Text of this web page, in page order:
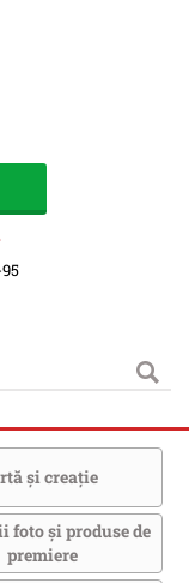
şi creaţie
foto şi produse de
premiere